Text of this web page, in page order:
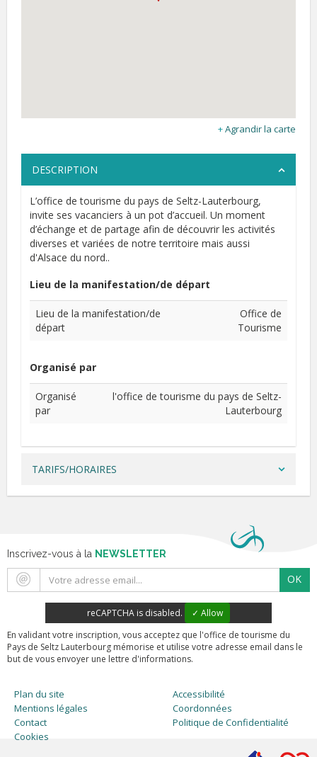
Agrandir la carte
DESCRIPTION
L’office de tourisme du pays de Seltz-Lauterbourg,
invite ses vacanciers à un pot d’accueil. Un moment
d’échange et de partage afin de découvrir les activités
diverses et variées de notre territoire mais aussi
d'Alsace du nord..
Lieu de la manifestation/de départ
Lieu de la manifestation/de
départ
Office de
Tourisme
Organisé par
Organisé
par
l'office de tourisme du pays de Seltz-
Lauterbourg
TARIFS/HORAIRES
Inscrivez-vous à la NEWSLETTER
OK
reCAPTCHA is disabled.
✓ Allow
En validant votre inscription, vous acceptez que l'office de tourisme du
Pays de Seltz Lauterbourg mémorise et utilise votre adresse email dans le
but de vous envoyer une lettre d'informations.
Plan du site
Accessibilité
Mentions légales
Coordonnées
Contact
Politique de Confidentialité
Cookies